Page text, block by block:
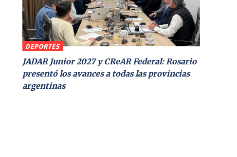
DEPORTES
JADAR Junior 2027 y CReAR Federal: Rosario
presentó los avances a todas las provincias
argentinas